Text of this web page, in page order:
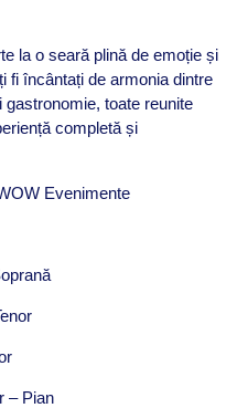
la o seară plină de emoție și
fi încântați de armonia dintre
toate reunite
completă și
Evenimente
– Pian